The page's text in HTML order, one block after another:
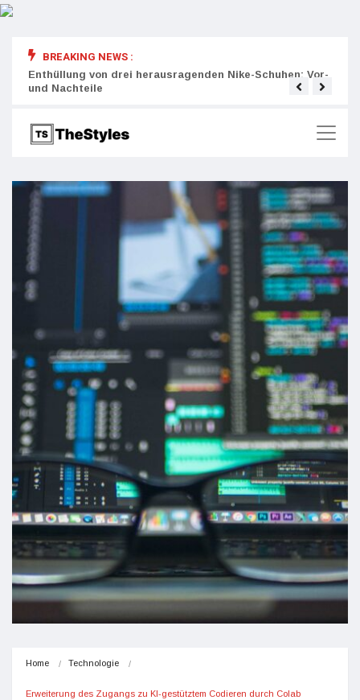
BREAKING NEWS :
Enthüllung von drei herausragenden Nike-Schuhen: Vor-
und Nachteile
Home Technologie
Erweiterung des Zugangs zu KI-gestütztem Codieren durch Colab